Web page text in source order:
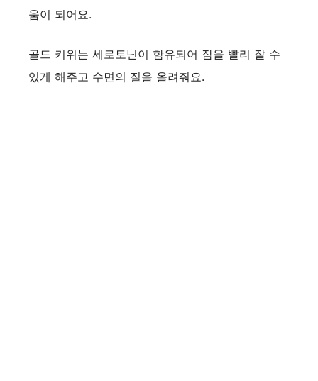
움이 되어요.
골드 키위는 세로토닌이 함유되어 잠을 빨리 잘 수
있게 해주고 수면의 질을 올려줘요.